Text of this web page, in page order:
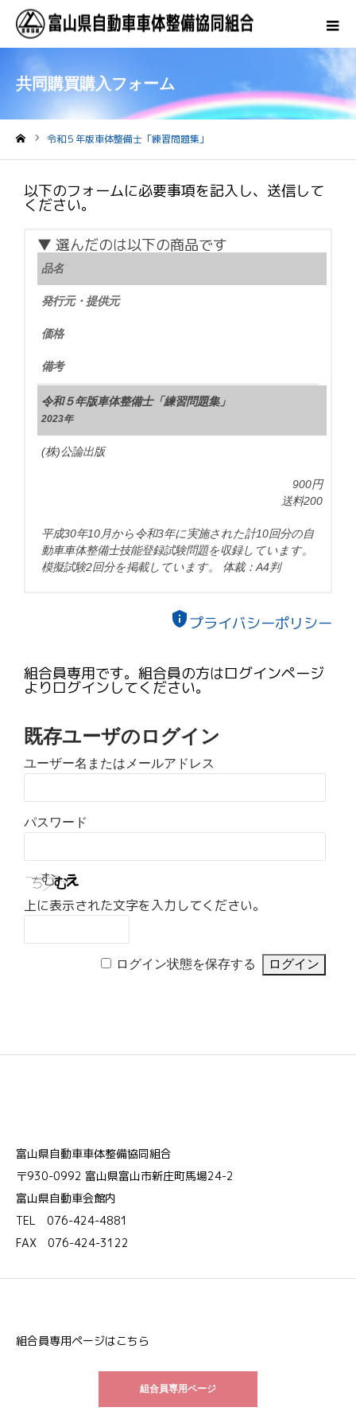
共同購買購入フォーム
令和５年版車体整備士「練習問題集」
以下のフォームに必要事項を記入し、送信して
ください。
▼ 選んだのは以下の商品です
品名
発行元・提供元
価格
備考
令和５年版車体整備士「練習問題集」
2023年
(株)公論出版
900円
送料200
平成30年10月から令和3年に実施された計10回分の自
動車車体整備士技能登録試験問題を収録しています。
模擬試験2回分を掲載しています。 体裁：A4判
privacy_tipプライバシーポリシー
組合員専用です。組合員の方はログインページ
よりログインしてください。
既存ユーザのログイン
ユーザー名またはメールアドレス
パスワード
上に表示された文字を入力してください。
ログイン状態を保存する
富山県自動車車体整備協同組合
〒930-0992 富山県富山市新庄町馬場24-2
富山県自動車会館内
TEL 076-424-4881
FAX 076-424-3122
組合員専用ページはこちら
組合員専用ページ